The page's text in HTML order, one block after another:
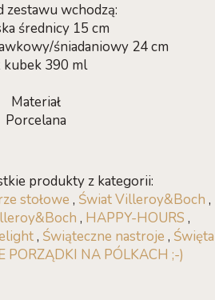
zestawu wchodzą:
średnicy 15 cm
śniadaniowy 24 cm
kubek 390 ml
Materiał
Porcelana
produkty z kategorii:
stołowe , Świat Villeroy&Boch ,
, HAPPY-HOURS ,
, Świąteczne nastroje , Święta
PORZĄDKI NA PÓLKACH ;-)